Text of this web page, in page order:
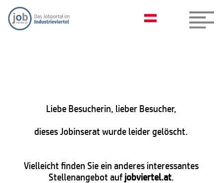
Liebe Besucherin, lieber Besucher,
dieses Jobinserat wurde leider gelöscht.
Vielleicht finden Sie ein anderes interessantes
Stellenangebot aufjobviertel.at.